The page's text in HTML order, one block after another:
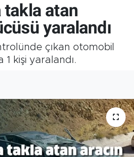
takla atan
yaralandı
çıkan otomobil
1 kişi yaralandı.